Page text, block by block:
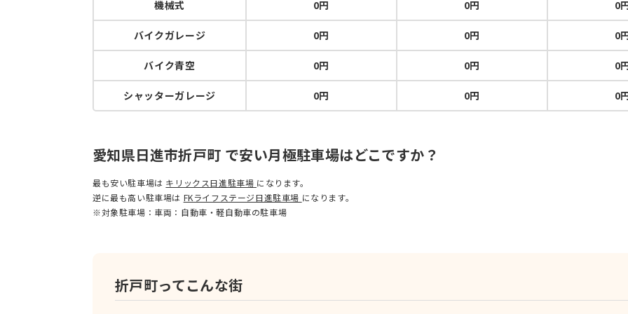
機械式 0円 0円 0
バイクガレージ 0円 0円 0
バイク青空 0円 0円 0
シャッターガレージ 0円 0円 0
愛知県日進市折戸町 で安い月極駐車場はどこですか？
最も安い駐車場は キリックス日進駐車場 になります。
逆に最も高い駐車場は FKライフステージ日進駐車場 になります。
※対象駐車場：車両：自動車・軽自動車の駐車場
折戸町ってこんな街